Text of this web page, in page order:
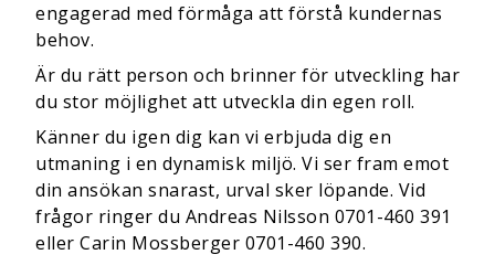
engagerad med förmåga att förstå kundernas
behov.
Är du rätt person och brinner för utveckling har
du stor möjlighet att utveckla din egen roll.
Känner du igen dig kan vi erbjuda dig en
utmaning i en dynamisk miljö. Vi ser fram emot
din ansökan snarast, urval sker löpande. Vid
frågor ringer du Andreas Nilsson 0701-460 391
eller Carin Mossberger 0701-460 390.